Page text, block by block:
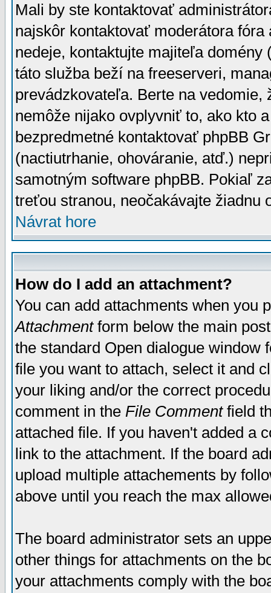
Mali by ste kontaktovať
najskôr kontaktovať moderátora
nedeje, kontaktujte majiteľa
táto služba beží na freeserveri,
prevádzkovateľa. Berte na vedomie,
nemôže nijako ovplyvniť to, ako kto
bezpredmetné kontaktovať phpBB
(nactiutrhanie, ohováranie, atď.)
samotným software phpBB. Pokiaľ
treťou stranou, neočakávajte žiadnu
Návrat hore
How do I add an attachment?
You can add attachments when you
Attachmentform below the main
the standard Open dialogue window
file you want to attach, select it and
your liking and/or the correct
comment in the File Commentfield
attached file. If you haven't added a
link to the attachment. If the board
upload multiple attachements by
above until you reach the max
The board administrator sets an
other things for attachments on the
your attachments comply with the